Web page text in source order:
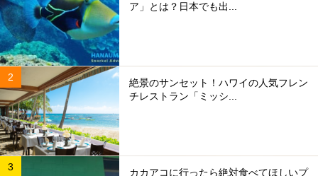
ア」とは？日本でも出...
絶景のサンセット！ハワイの人気フレン
チレストラン「ミッシ...
カカアコに行ったら絶対食べてほしいプ